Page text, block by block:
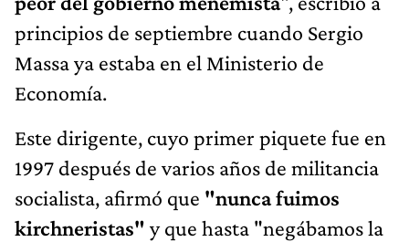
principios de septiembre cuando Sergio
Massa ya estaba en el Ministerio de
Economía.
Este dirigente, cuyo primer piquete fue en
1997 después de varios años de militancia
socialista, afirmó que "nunca fuimos
kirchneristas" y que hasta "negábamos la